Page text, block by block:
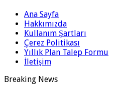
Ana Sayfa
Hakkımızda
Kullanım Şartları
Çerez Politikası
Yıllık Plan Talep Formu
İletişim
Breaking News